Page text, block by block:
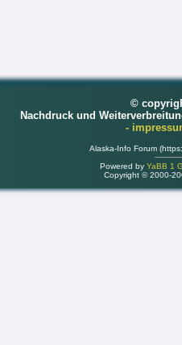
©
Nachdruck und
-
Alaska-Info Forum
Powered by YaBB 1
Copyright © 2000-